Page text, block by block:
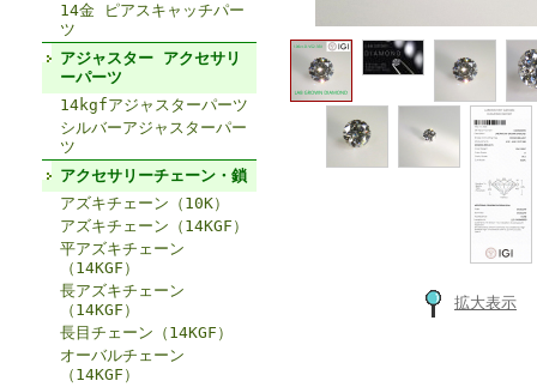
14金 ピアスキャッチパー
ツ
アジャスター アクセサリ
ーパーツ
14kgfアジャスターパーツ
シルバーアジャスターパー
ツ
アクセサリーチェーン・鎖
アズキチェーン（10K）
アズキチェーン（14KGF）
平アズキチェーン
（14KGF）
長アズキチェーン
（14KGF）
長目チェーン（14KGF）
オーバルチェーン
（14KGF）
拡大表示